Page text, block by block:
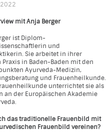
mit Anja Berger
ist Diplom-
und
Sie arbeitet in ihrer
Praxis in Baden-Baden mit den
Ayurveda-Medizin,
und Frauenheilkunde.
unterrichtet sie als
an der Europäischen Akademie
das traditionelle Frauenbild mit
Frauenbild vereinen?